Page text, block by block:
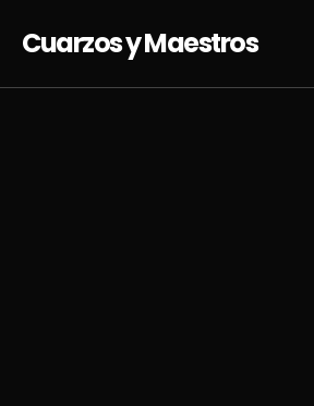
Cuarzos y Maestros